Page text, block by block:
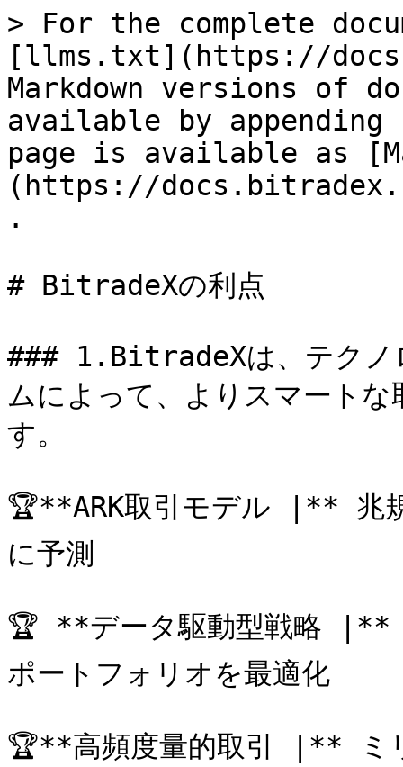
> For the complete
[llms.txt](https://
Markdown versions of
available by
page is available as
(https://
.
# BitradeXの利点
### 1.BitradeXは、テクノ
ムによって、よりスマート
す。
🏆**ARK取引モデル |** 兆
に予測
🏆 **データ駆動型戦略 |**
ポートフォリオを最適化
🏆**高頻度量的取引 |** ミ